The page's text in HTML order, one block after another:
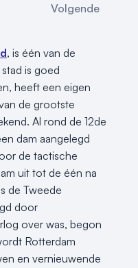
Volgende
, is één van de
is goed
heeft een eigen
de grootste
Al rond de 12de
dam aangelegd
de tactische
uit tot de één na
de Tweede
door
over was, begon
Rotterdam
en vernieuwende